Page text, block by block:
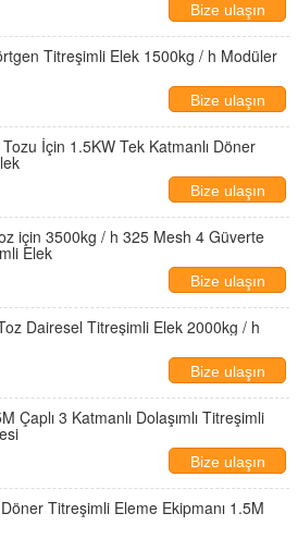
Bize ulaşın
Titreşimli Elek 1500kg / h Modüler
Bize ulaşın
Tozu İçin 1.5KW Tek Katmanlı Döner
Bize ulaşın
Toz için 3500kg / h 325 Mesh 4 Güverte
Elek
Bize ulaşın
Dairesel Titreşimli Elek 2000kg / h
Bize ulaşın
Çaplı 3 Katmanlı Dolaşımlı Titreşimli
Bize ulaşın
Titreşimli Eleme Ekipmanı 1.5M